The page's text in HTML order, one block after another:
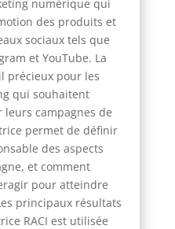
numérique qui
des produits et
sociaux tels que
et YouTube. La
précieux pour les
qui souhaitent
campagnes de
permet de définir
des aspects
et comment
pour atteindre
principaux résultats
RACI est utilisée